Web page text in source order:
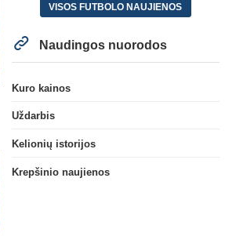
VISOS FUTBOLO NAUJIENOS
Naudingos nuorodos
Kuro kainos
Uždarbis
Kelionių istorijos
Krepšinio naujienos